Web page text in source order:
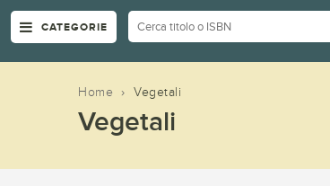
CATEGORIE
Home › Vegetali
Vegetali